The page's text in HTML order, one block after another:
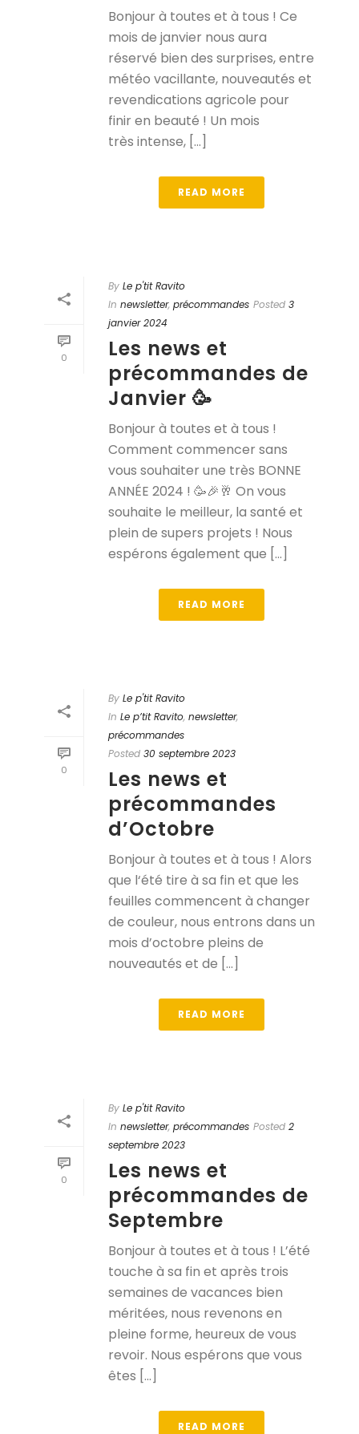
Bonjour à toutes et à tous ! Ce
mois de janvier nous aura
réservé bien des surprises, entre
météo vacillante, nouveautés et
revendications agricole pour
finir en beauté ! Un mois
très intense, [...]
READ MORE
0
By Le p'tit Ravito
In newsletter, précommandes Posted 3
janvier 2024
Les news et
précommandes de
Janvier 🥳
Bonjour à toutes et à tous !
Comment commencer sans
vous souhaiter une très BONNE
ANNÉE 2024 ! 🥳🎉🥂 On vous
souhaite le meilleur, la santé et
plein de supers projets ! Nous
espérons également que [...]
READ MORE
0
By Le p'tit Ravito
In Le p’tit Ravito, newsletter,
précommandes
Posted 30 septembre 2023
Les news et
précommandes
d’Octobre
Bonjour à toutes et à tous ! Alors
que l‘été tire à sa fin et que les
feuilles commencent à changer
de couleur, nous entrons dans un
mois d’octobre pleins de
nouveautés et de [...]
READ MORE
0
By Le p'tit Ravito
In newsletter, précommandes Posted 2
septembre 2023
Les news et
précommandes de
Septembre
Bonjour à toutes et à tous ! L’été
touche à sa fin et après trois
semaines de vacances bien
méritées, nous revenons en
pleine forme, heureux de vous
revoir. Nous espérons que vous
êtes [...]
READ MORE